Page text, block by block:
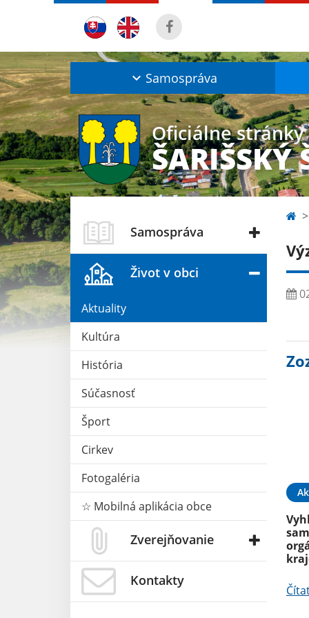
Samospráva
Oficiálne stránky
ŠARIŠSKÝ
Samospráva
Život v obci
Aktuality
Kultúra
História
Súčasnosť
Šport
Cirkev
Fotogaléria
☆ Mobilná aplikácia obce
Zverejňovanie
Kontakty